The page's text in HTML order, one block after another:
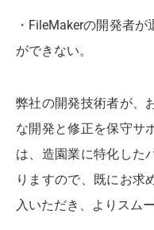
・FileMakerの開発者
ができない。
弊社の開発技術者が、
な開発と修正を保守サ
は、造園業に特化した
りますので、既にお求
入いただき、よりスム